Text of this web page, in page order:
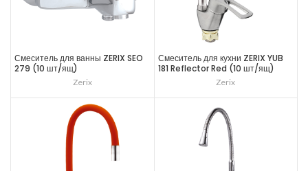
Смеситель для ванны ZERIX SEO
279 (10 шт/ящ)
Zerix
Смеситель для кухни ZERIX YUB
181 Reflector Red (10 шт/ящ)
Zerix